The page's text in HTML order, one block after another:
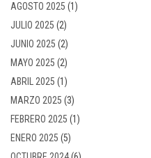
AGOSTO 2025 (1)
JULIO 2025 (2)
JUNIO 2025 (2)
MAYO 2025 (2)
ABRIL 2025 (1)
MARZO 2025 (3)
FEBRERO 2025 (1)
ENERO 2025 (5)